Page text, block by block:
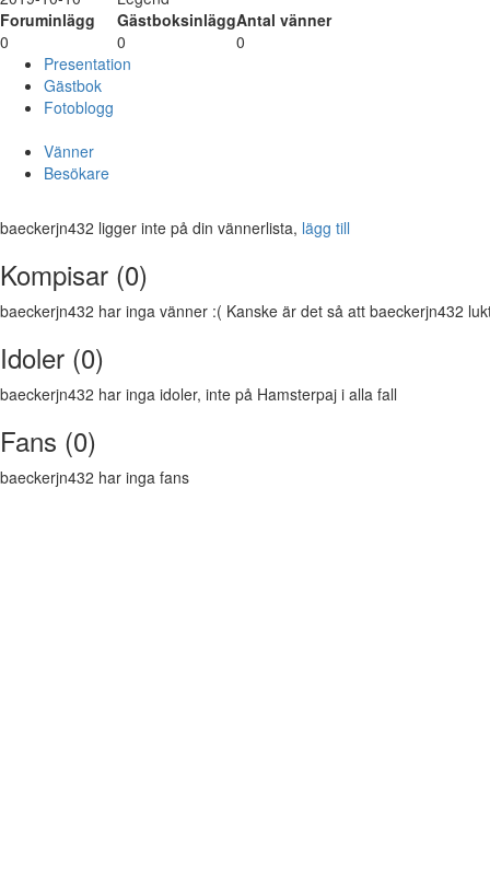
Foruminlägg
GästboksinläggAntal vänner
0
0
0
Presentation
Gästbok
Fotoblogg
Vänner
Besökare
baeckerjn432 ligger inte på din vännerlista, lägg till
Kompisar (0)
baeckerjn432 har inga vänner :( Kanske är det så att baeckerjn432
Idoler (0)
baeckerjn432 har inga idoler, inte på Hamsterpaj i alla fall
Fans (0)
baeckerjn432 har inga fans